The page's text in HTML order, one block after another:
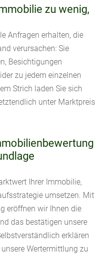
zu wenig,
Anfragen erhalten, die
verursachen: Sie
Besichtigungen
zu jedem einzelnen
Strich laden Sie sich
unter Marktpreis
Ihrer Immobilie,
umsetzen. Mit
eröffnen wir Ihnen die
das bestätigen unsere
erklären
Wertermittlung zu